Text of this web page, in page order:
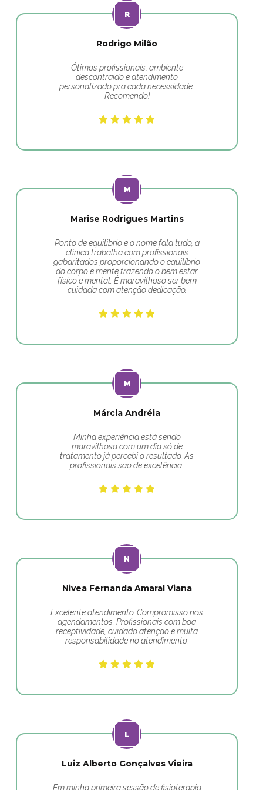
Rodrigo Milão
Ótimos profissionais, ambiente
descontraído e atendimento
personalizado pra cada necessidade.
Recomendo!
Marise Rodrigues Martins
Ponto de equilibrio e o nome fala tudo, a
clínica trabalha com profissionais
gabaritados proporcionando o equilíbrio
do corpo e mente trazendo o bem estar
físico e mental. É maravilhoso ser bem
cuidada com atenção dedicação.
Márcia Andréia
Minha experiência está sendo
maravilhosa com um dia só de
tratamento já percebi o resultado. As
profissionais são de excelência.
Nivea Fernanda Amaral Viana
Excelente atendimento. Compromisso nos
agendamentos. Profissionais com boa
receptividade, cuidado atenção e muita
responsabilidade no atendimento.
Luiz Alberto Gonçalves Vieira
Em minha primeira sessão de fisioterapia